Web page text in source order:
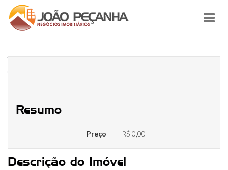
Resumo
Preço R$ 0,00
Descrição do Imóvel